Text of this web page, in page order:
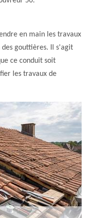
en main les travaux
gouttières. Il s'agit
ce conduit soit
les travaux de